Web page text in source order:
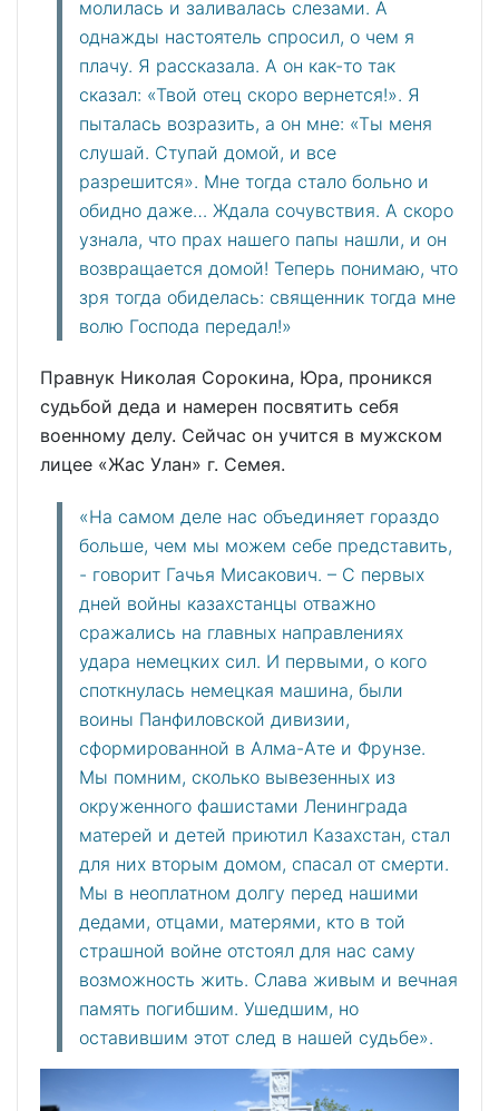
молилась и заливалась слезами. А
однажды настоятель спросил, о чем я
плачу. Я рассказала. А он как-то так
сказал: «Твой отец скоро вернется!». Я
пыталась возразить, а он мне: «Ты меня
слушай. Ступай домой, и все
разрешится». Мне тогда стало больно и
обидно даже… Ждала сочувствия. А скоро
узнала, что прах нашего папы нашли, и он
возвращается домой! Теперь понимаю, что
зря тогда обиделась: священник тогда мне
волю Господа передал!»
Правнук Николая Сорокина, Юра, проникся
судьбой деда и намерен посвятить себя
военному делу. Сейчас он учится в мужском
лицее «Жас Улан» г. Семея.
«На самом деле нас объединяет гораздо
больше, чем мы можем себе представить,
- говорит Гачья Мисакович. – С первых
дней войны казахстанцы отважно
сражались на главных направлениях
удара немецких сил. И первыми, о кого
споткнулась немецкая машина, были
воины Панфиловской дивизии,
сформированной в Алма-Ате и Фрунзе.
Мы помним, сколько вывезенных из
окруженного фашистами Ленинграда
матерей и детей приютил Казахстан, стал
для них вторым домом, спасал от смерти.
Мы в неоплатном долгу перед нашими
дедами, отцами, матерями, кто в той
страшной войне отстоял для нас саму
возможность жить. Слава живым и вечная
память погибшим. Ушедшим, но
оставившим этот след в нашей судьбе».